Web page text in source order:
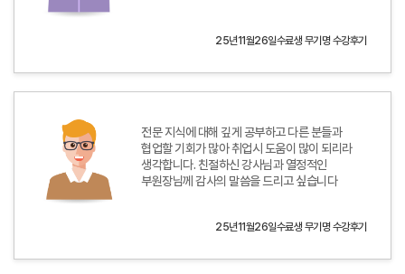
25년11월26일수료생 무기명 수강후기
전문 지식에 대해 깊게 공부하고 다른 분들과
협업할 기회가 많아 취업시 도움이 많이 되리라
생각합니다. 친절하신 강사님과 열정적인
부원장님께 감사의 말씀을 드리고 싶습니다
25년11월26일수료생 무기명 수강후기